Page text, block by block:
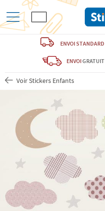
ENVOI STANDARD
ENVOIGRATUIT
Voir Stickers Enfants